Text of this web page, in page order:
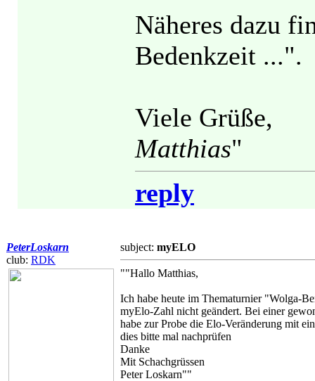
Näheres dazu
Bedenkzeit ...".
Viele Grüße,
Matthias"
reply
PeterLoskarn
club: RDK
subject: myELO
""Hallo Matthias,
Ich habe heute im Thematurnier "Wolga-
myElo-Zahl nicht geändert. Bei einer
habe zur Probe die Elo-Veränderung mit
dies bitte mal nachprüfen
Danke
Mit Schachgrüssen
Peter Loskarn""